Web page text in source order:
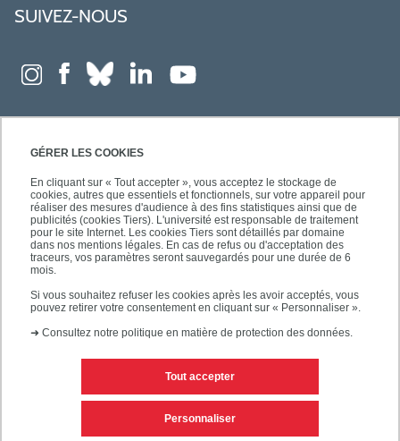
GÉRER LES COOKIES
En cliquant sur « Tout accepter », vous acceptez le stockage de
cookies, autres que essentiels et fonctionnels, sur votre appareil pour
réaliser des mesures d'audience à des fins statistiques ainsi que de
publicités (cookies Tiers). L'université est responsable de traitement
pour le site Internet. Les cookies Tiers sont détaillés par domaine
dans nos mentions légales. En cas de refus ou d'acceptation des
traceurs, vos paramètres seront sauvegardés pour une durée de 6
mois.
Si vous souhaitez refuser les cookies après les avoir acceptés, vous
pouvez retirer votre consentement en cliquant sur « Personnaliser ».
➜ Consultez notre politique en matière de protection des données.
Tout accepter
Personnaliser
SUIVEZ-NOUS
Mentions légales